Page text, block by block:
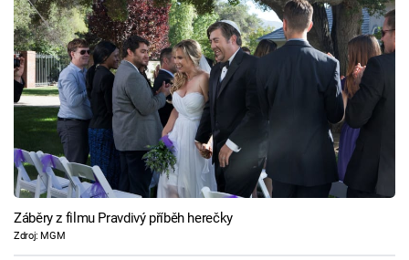
Záběry z filmu Pravdivý příběh herečky
Zdroj: MGM